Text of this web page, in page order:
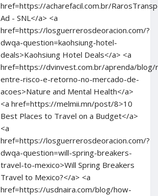
href=https://acharefacil.com.br/
Ad - SNL</a> <a
href=https://losguerrerosdeoracion.com/?
dwqa-question=kaohsiung-hotel-
deals>Kaohsiung Hotel Deals</a> <a
href=https://dvinvest.com.br/aprenda/blog/
entre-risco-e-retorno-no-mercado-de-
acoes>Nature and Mental Health</a>
<a href=https://melmii.mn/post/8>10
Best Places to Travel on a Budget</a>
<a
href=https://losguerrerosdeoracion.com/?
dwqa-question=will-spring-breakers-
travel-to-mexico>Will Spring Breakers
Travel to Mexico?</a> <a
href=https://usdnaira.com/blog/how-